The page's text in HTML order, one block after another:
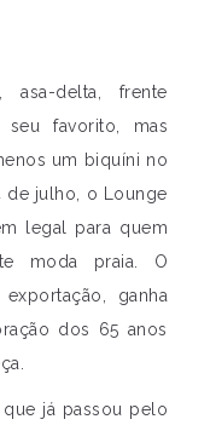
asa-delta, frente
favorito, mas
um biquíni no
de julho, o Lounge
legal para quem
moda praia. O
ganha
dos 65 anos
, que já passou pelo